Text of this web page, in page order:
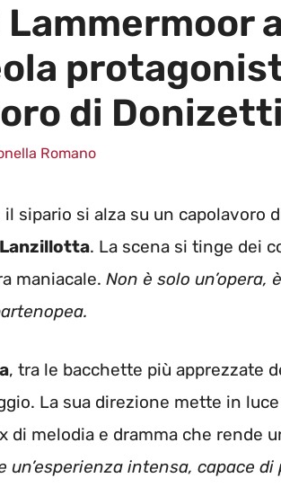
di
Romano
il sipario si alza su un capolavoro
. La scena si tinge dei
maniacale. Non è solo
, tra le bacchette più apprezzate
La sua direzione mette in
di melodia e dramma che rende
un’esperienza intensa, capace